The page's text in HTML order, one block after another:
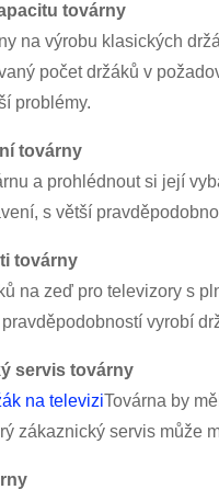
továrny
na výrobu klasických
počet držáků v
problémy.
továrny
a prohlédnout si její
s větší
továrny
na zeď pro televizory s
vyrobí
servis továrny
na televiziTovárna by
zákaznický servis může